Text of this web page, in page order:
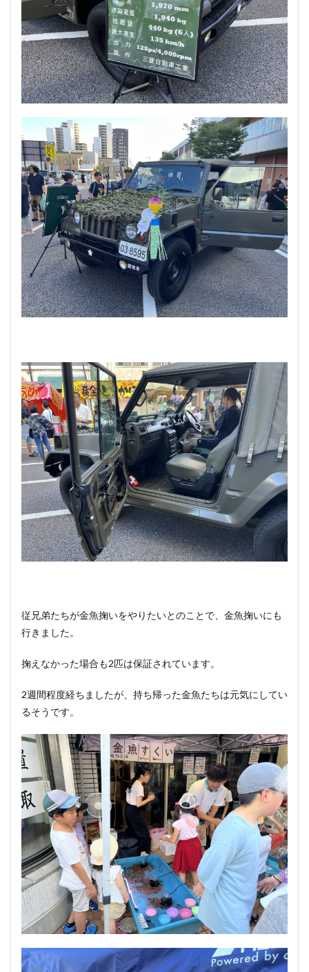
従兄弟たちが金魚掬いをやりたいとのことで、金魚掬いにも
行きました。
掬えなかった場合も2匹は保証されています。
2週間程度経ちましたが、持ち帰った金魚たちは元気にしてい
るそうです。